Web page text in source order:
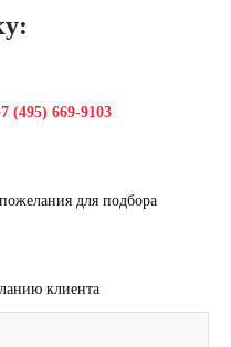
(495) 669-9103
для подбора
клиента